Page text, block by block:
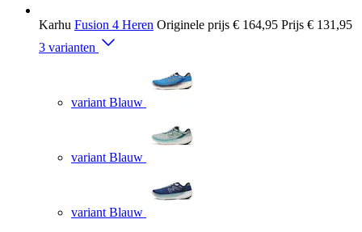
Karhu Fusion 4 Heren Originele prijs € 164,95 Prijs € 131,95
3 varianten
variant Blauw
variant Blauw
variant Blauw